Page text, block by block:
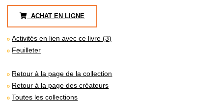
ACHAT EN LIGNE
Activités en lien avec ce livre (3)
Feuilleter
Retour à la page de la collection
Retour à la page des créateurs
Toutes les collections